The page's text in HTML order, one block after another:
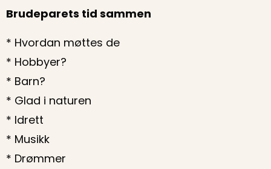
Brudeparets tid sammen
* Hvordan møttes de
* Hobbyer?
* Barn?
* Glad i naturen
* Idrett
* Musikk
* Drømmer